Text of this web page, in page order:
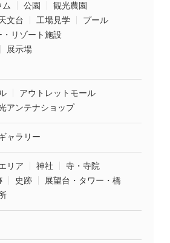
公園
観光農園
文台 工場見学
プール
・リゾート施設
展示場
アウトレットモール
アンテナショップ
ャラリー
リア 神社
寺・寺院
史跡
展望台・タワー・橋